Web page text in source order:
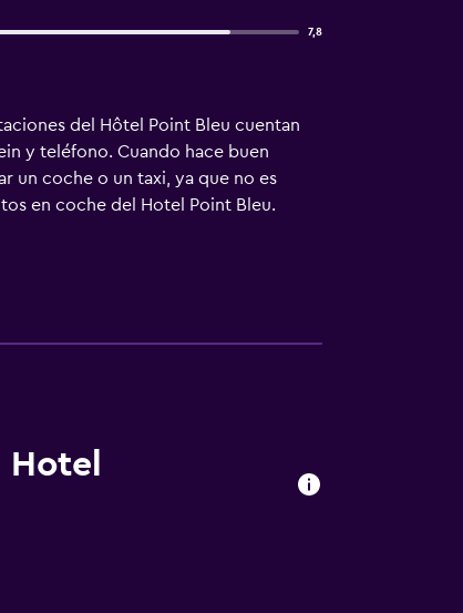
7,8
del Hôtel Point Bleu cuentan
y teléfono. Cuando hace buen
un coche o un taxi, ya que no es
en coche del Hotel Point Bleu.